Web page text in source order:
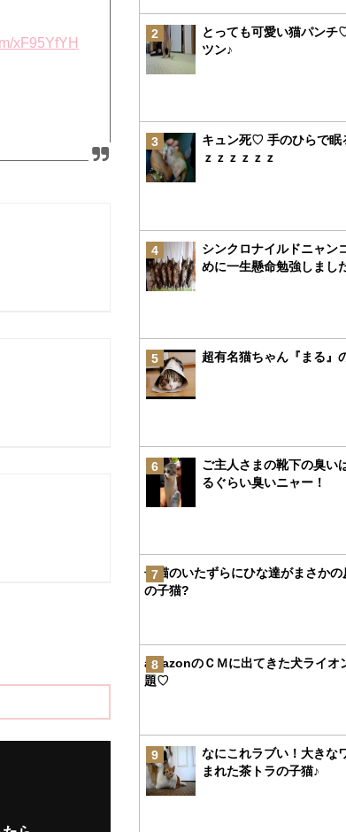
xF95YfYH
2
とっても可愛い猫パンチ
ツン♪
3
キュン死♡ 手のひらで眠
ｚｚｚｚｚｚ
4
シンクロナイルドニャン
めに一生懸命勉強しまし
5 超有名猫ちゃん『まる』
6
ご主人さまの靴下の臭い
るぐらい臭いニャー！
7
子猫のいたずらにひな達がまさか
の子猫?
8
amazonのＣＭに出てきた犬ライオ
題♡
9
なにこれラブい！大きな
まれた茶トラの子猫♪